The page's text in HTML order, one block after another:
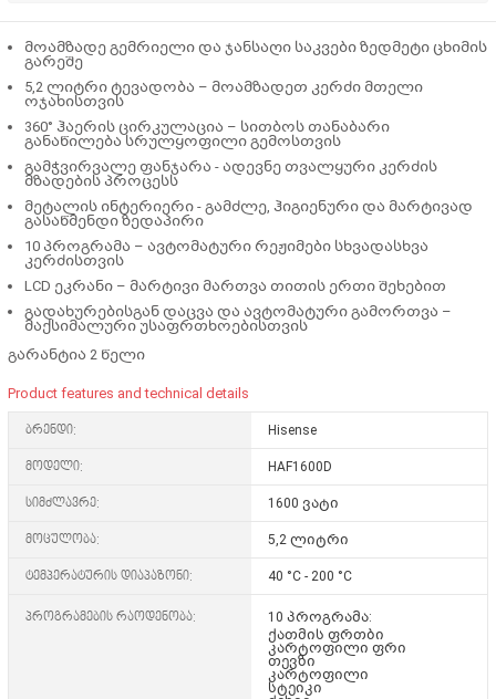
მოამზადე გემრიელი და ჯანსაღი საკვები ზედმეტი ცხიმის
გარეშე
5,2 ლიტრი ტევადობა – მოამზადეთ კერძი მთელი
ოჯახისთვის
360° ჰაერის ცირკულაცია – სითბოს თანაბარი
განაწილება სრულყოფილი გემოსთვის
გამჭვირვალე ფანჯარა - ადევნე თვალყური კერძის
მზადების პროცესს
მეტალის ინტერიერი- გამძლე, ჰიგიენური და მარტივად
გასაწმენდი ზედაპირი
10 პროგრამა – ავტომატური რეჟიმები სხვადასხვა
კერძისთვის
LCD ეკრანი– მარტივი მართვა თითის ერთი შეხებით
გადახურებისგან დაცვა და ავტომატური გამორთვა –
მაქსიმალური უსაფრთხოებისთვის
გარანტია 2 წელი
Product features and technical details
ბრენდი: Hisense
მოდელი: HAF1600D
სიმძლავრე: 1600 ვატი
მოცულობა: 5,2 ლიტრი
ტემპერატურის დიაპაზონი: 40 °C - 200 °C
პროგრამების რაოდენობა:
10 პროგრამა:
ქათმის ფრთბი
კარტოფილი ფრი
თევზი
კარტოფილი
სტეიკი